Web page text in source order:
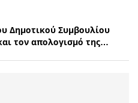
Δημοτικού Συμβουλίου
τον απολογισμό της…